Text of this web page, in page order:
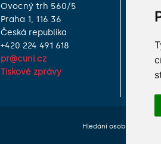
Ovocný trh 560/5
Praha 1, 116 36
Česká republika
+420 224 491 618
pr@cuni.cz
Tiskové zprávy
Praha
+420
Hledání osob